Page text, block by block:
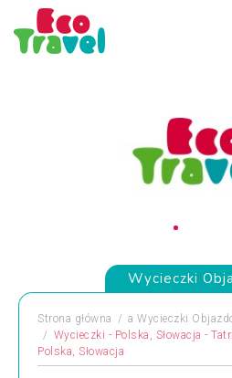
Wycieczki
Strona główna a Wycieczki
Wycieczki - Polska, Słowacja -
Polska, Słowacja